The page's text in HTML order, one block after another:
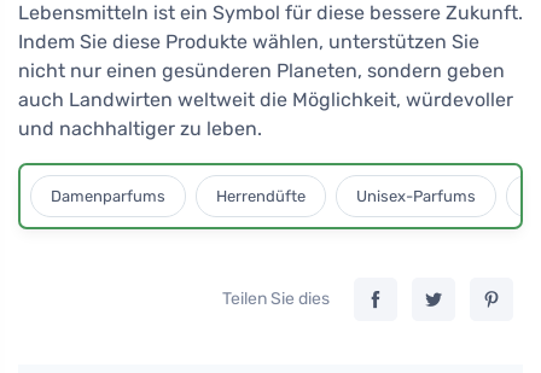
Lebensmitteln ist ein Symbol für diese bessere Zukunft.
Indem Sie diese Produkte wählen, unterstützen Sie
nicht nur einen gesünderen Planeten, sondern geben
auch Landwirten weltweit die Möglichkeit, würdevoller
und nachhaltiger zu leben.
Damenparfums Herrendüfte Unisex-Parfums
Teilen Sie dies